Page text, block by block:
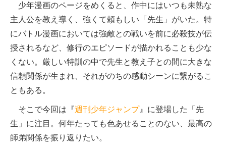
少年漫画のページをめくると、作中にはいつも未熟な
主人公を教え導く、強くて頼もしい「先生」がいた。特
にバトル漫画においては強敵との戦いを前に必殺技が伝
授されるなど、修行のエピソードが描かれることも少な
くない。厳しい特訓の中で先生と教え子との間に大きな
信頼関係が生まれ、それがのちの感動シーンに繋がるこ
ともある。
そこで今回は『週刊少年ジャンプ』に登場した「先
生」に注目。何年たっても色あせることのない、最高の
師弟関係を振り返りたい。